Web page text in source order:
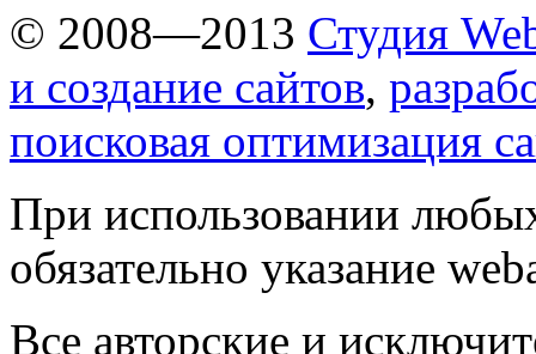
© 2008—2013 Студия
и создание сайтов,
поисковая оптимизация
При использовании
обязательно указание
Все авторские и